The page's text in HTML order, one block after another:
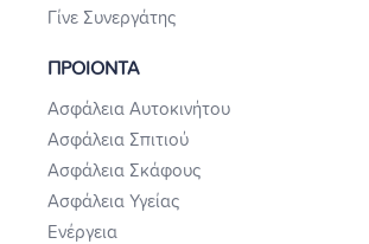
Γίνε Συνεργάτης
ΠΡΟΙΟΝΤΑ
Ασφάλεια Αυτοκινήτου
Ασφάλεια Σπιτιού
Ασφάλεια Σκάφους
Ασφάλεια Υγείας
Ενέργεια